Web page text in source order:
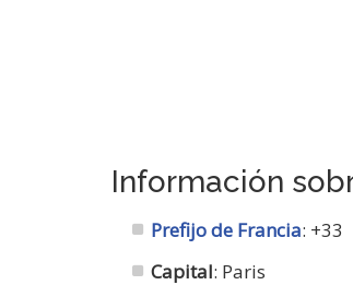
Información
Prefijo de Francia: +33
Capital: Paris